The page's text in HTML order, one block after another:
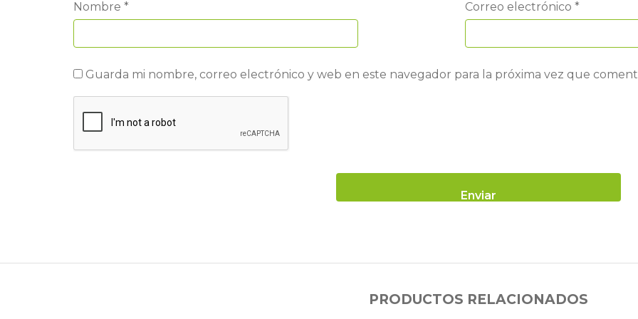
Nombre * Correo electrónico*
Guarda mi nombre, correo electrónico y web en este navegador para la próxima vez que
PRODUCTOS RELACIONADOS